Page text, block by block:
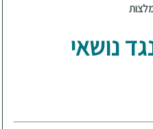
נושאי